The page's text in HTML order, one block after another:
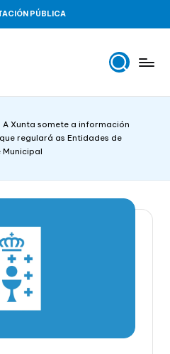
PÚBLICA
A Xunta somete a información
regulará as Entidades de